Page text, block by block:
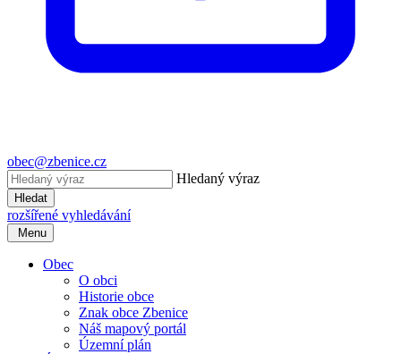
obec@zbenice.cz
Hledaný výraz
Hledat
rozšířené vyhledávání
Menu
Obec
O obci
Historie obce
Znak obce Zbenice
Náš mapový portál
Územní plán